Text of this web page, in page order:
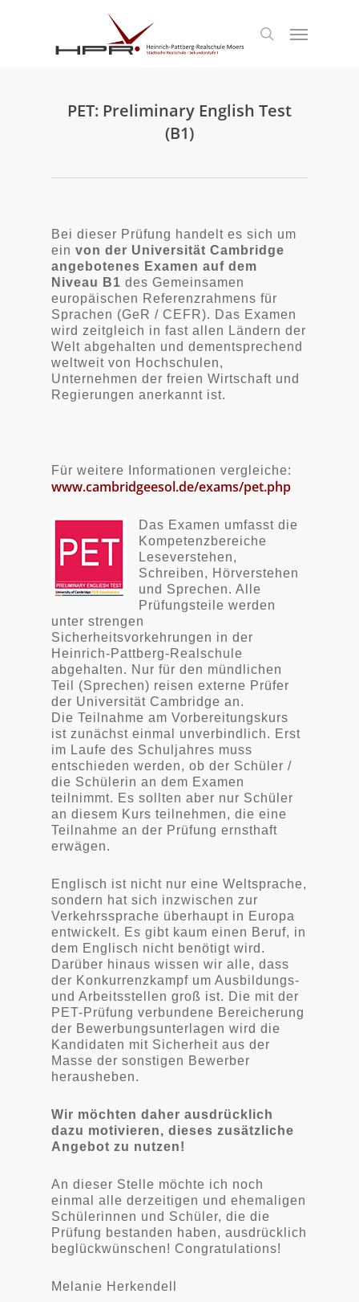
search
Menu
PET: Preliminary English Test
(B1)
Bei dieser Prüfung handelt es sich um
einvon der Universität Cambridge
angebotenes Examen auf dem
Niveau B1 des Gemeinsamen
europäischen Referenzrahmens für
Sprachen (GeR / CEFR). Das Examen
wird zeitgleich in fast allen Ländern der
Welt abgehalten und dementsprechend
weltweit von Hochschulen,
Unternehmen der freien Wirtschaft und
Regierungen anerkannt ist.
Für weitere Informationen vergleiche:
www.cambridgeesol.de/exams/pet.php
Das Examen umfasst die
Kompetenzbereiche
Leseverstehen,
Schreiben, Hörverstehen
und Sprechen. Alle
Prüfungsteile werden
unter strengen
Sicherheitsvorkehrungen in der
Heinrich-Pattberg-Realschule
abgehalten. Nur für den mündlichen
Teil (Sprechen) reisen externe Prüfer
der Universität Cambridge an.
Die Teilnahme am Vorbereitungskurs
ist zunächst einmal unverbindlich. Erst
im Laufe des Schuljahres muss
entschieden werden, ob der Schüler /
die Schülerin an dem Examen
teilnimmt. Es sollten aber nur Schüler
an diesem Kurs teilnehmen, die eine
Teilnahme an der Prüfung ernsthaft
erwägen.
Englisch ist nicht nur eine Weltsprache,
sondern hat sich inzwischen zur
Verkehrssprache überhaupt in Europa
entwickelt. Es gibt kaum einen Beruf, in
dem Englisch nicht benötigt wird.
Darüber hinaus wissen wir alle, dass
der Konkurrenzkampf um Ausbildungs-
und Arbeitsstellen groß ist. Die mit der
PET-Prüfung verbundene Bereicherung
der Bewerbungsunterlagen wird die
Kandidaten mit Sicherheit aus der
Masse der sonstigen Bewerber
herausheben.
Wir möchten daher ausdrücklich
dazu motivieren, dieses zusätzliche
Angebot zu nutzen!
An dieser Stelle möchte ich noch
einmal alle derzeitigen und ehemaligen
Schülerinnen und Schüler, die die
Prüfung bestanden haben, ausdrücklich
beglückwünschen! Congratulations!
Melanie Herkendell